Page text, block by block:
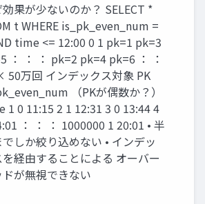
果が少ないのか？ SELECT *
t WHERE is_pk_even_num =
time <= 12:00 0 1 pk=1 pk=3
： ： ： pk=2 pk=4 pk=6 ： ：
50万回 インデックス対象 PK
（PKが偶数か？）
1 0 11:15 2 1 12:31 3 0 13:44 4
： ： ： 1000000 1 20:01 • 半
しか絞り込めない • インデッ
を経由することによる オーバー
ドが無視できない